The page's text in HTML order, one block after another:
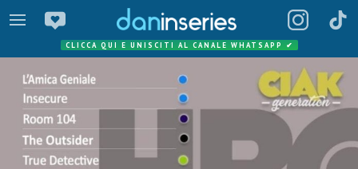
CLICCA QUI E UNISCITI AL CANALE WHATSAPP ✔